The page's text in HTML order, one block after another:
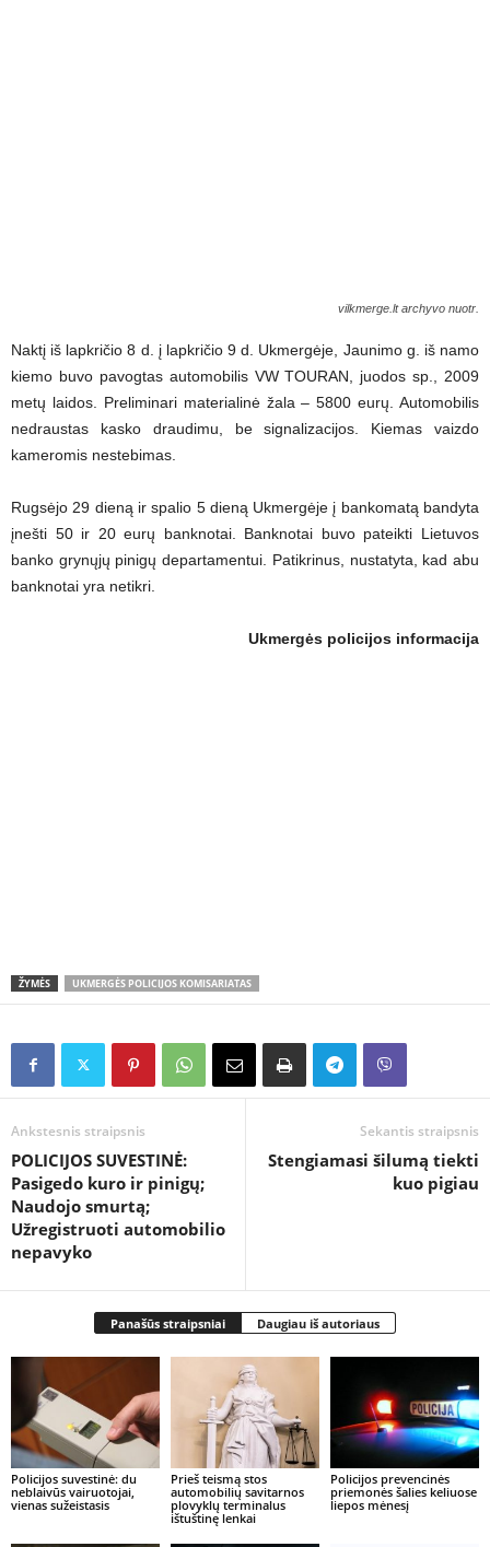
vilkmerge.lt archyvo nuotr.
Naktį iš lapkričio 8 d. į lapkričio 9 d. Ukmergėje, Jaunimo g. iš namo
kiemo buvo pavogtas automobilis VW TOURAN, juodos sp., 2009
metų laidos. Preliminari materialinė žala – 5800 eurų. Automobilis
nedraustas kasko draudimu, be signalizacijos. Kiemas vaizdo
kameromis nestebimas.
Rugsėjo 29 dieną ir spalio 5 dieną Ukmergėje į bankomatą bandyta
įnešti 50 ir 20 eurų banknotai. Banknotai buvo pateikti Lietuvos
banko grynųjų pinigų departamentui. Patikrinus, nustatyta, kad abu
banknotai yra netikri.
Ukmergės policijos informacija
ŽYMĖS UKMERGĖS POLICIJOS KOMISARIATAS
Ankstesnis straipsnis
POLICIJOS SUVESTINĖ:
Pasigedo kuro ir pinigų;
Naudojo smurtą;
Užregistruoti automobilio
nepavyko
Sekantis straipsnis
Stengiamasi šilumą tiekti
kuo pigiau
Panašūs straipsniai Daugiau iš autoriaus
Policijos suvestinė: du
neblaivūs vairuotojai,
vienas sužeistasis
Prieš teismą stos
automobilių savitarnos
plovyklų terminalus
ištuštinę lenkai
Policijos prevencinės
priemonės šalies keliuose
liepos mėnesį